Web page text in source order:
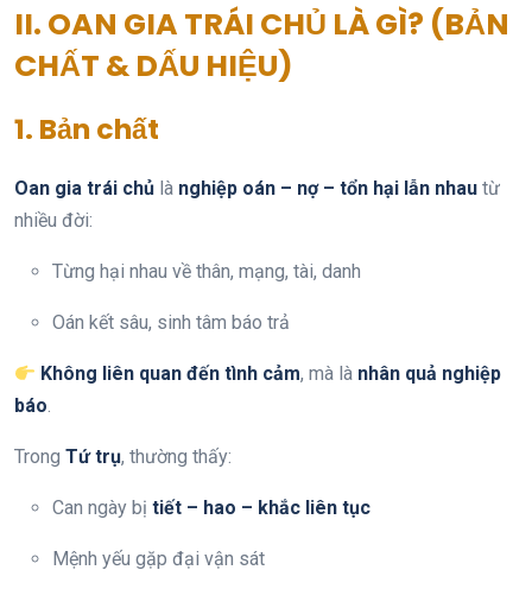
II. OAN GIA TRÁI CHỦ LÀ GÌ? (BẢN
CHẤT & DẤU HIỆU)
1. Bản chất
Oan gia trái chủ là nghiệp oán – nợ – tổn hại lẫn nhau từ
nhiều đời:
Từng hại nhau về thân, mạng, tài, danh
Oán kết sâu, sinh tâm báo trả
Không liên quan đến tình cảm, mà là nhân quả nghiệp
báo.
Trong Tứ trụ, thường thấy:
Can ngày bị tiết – hao – khắc liên tục
Mệnh yếu gặp đại vận sát